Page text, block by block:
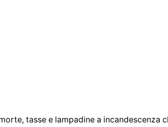
tasse e lampadine a incandescenza